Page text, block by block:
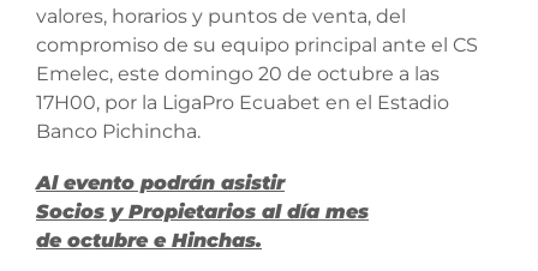
valores, horarios y puntos de venta, del
compromiso de su equipo principal ante el CS
Emelec, este domingo 20 de octubre a las
17H00, por la LigaPro Ecuabet en el Estadio
Banco Pichincha.
Al evento podrán asistir
Socios y Propietarios al día mes
de octubre e Hinchas.